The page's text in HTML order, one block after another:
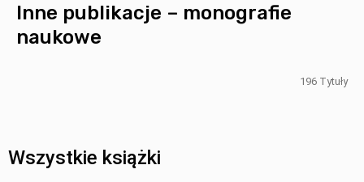
Inne publikacje – monografie
naukowe
196 Tytuły
Wszystkie książki